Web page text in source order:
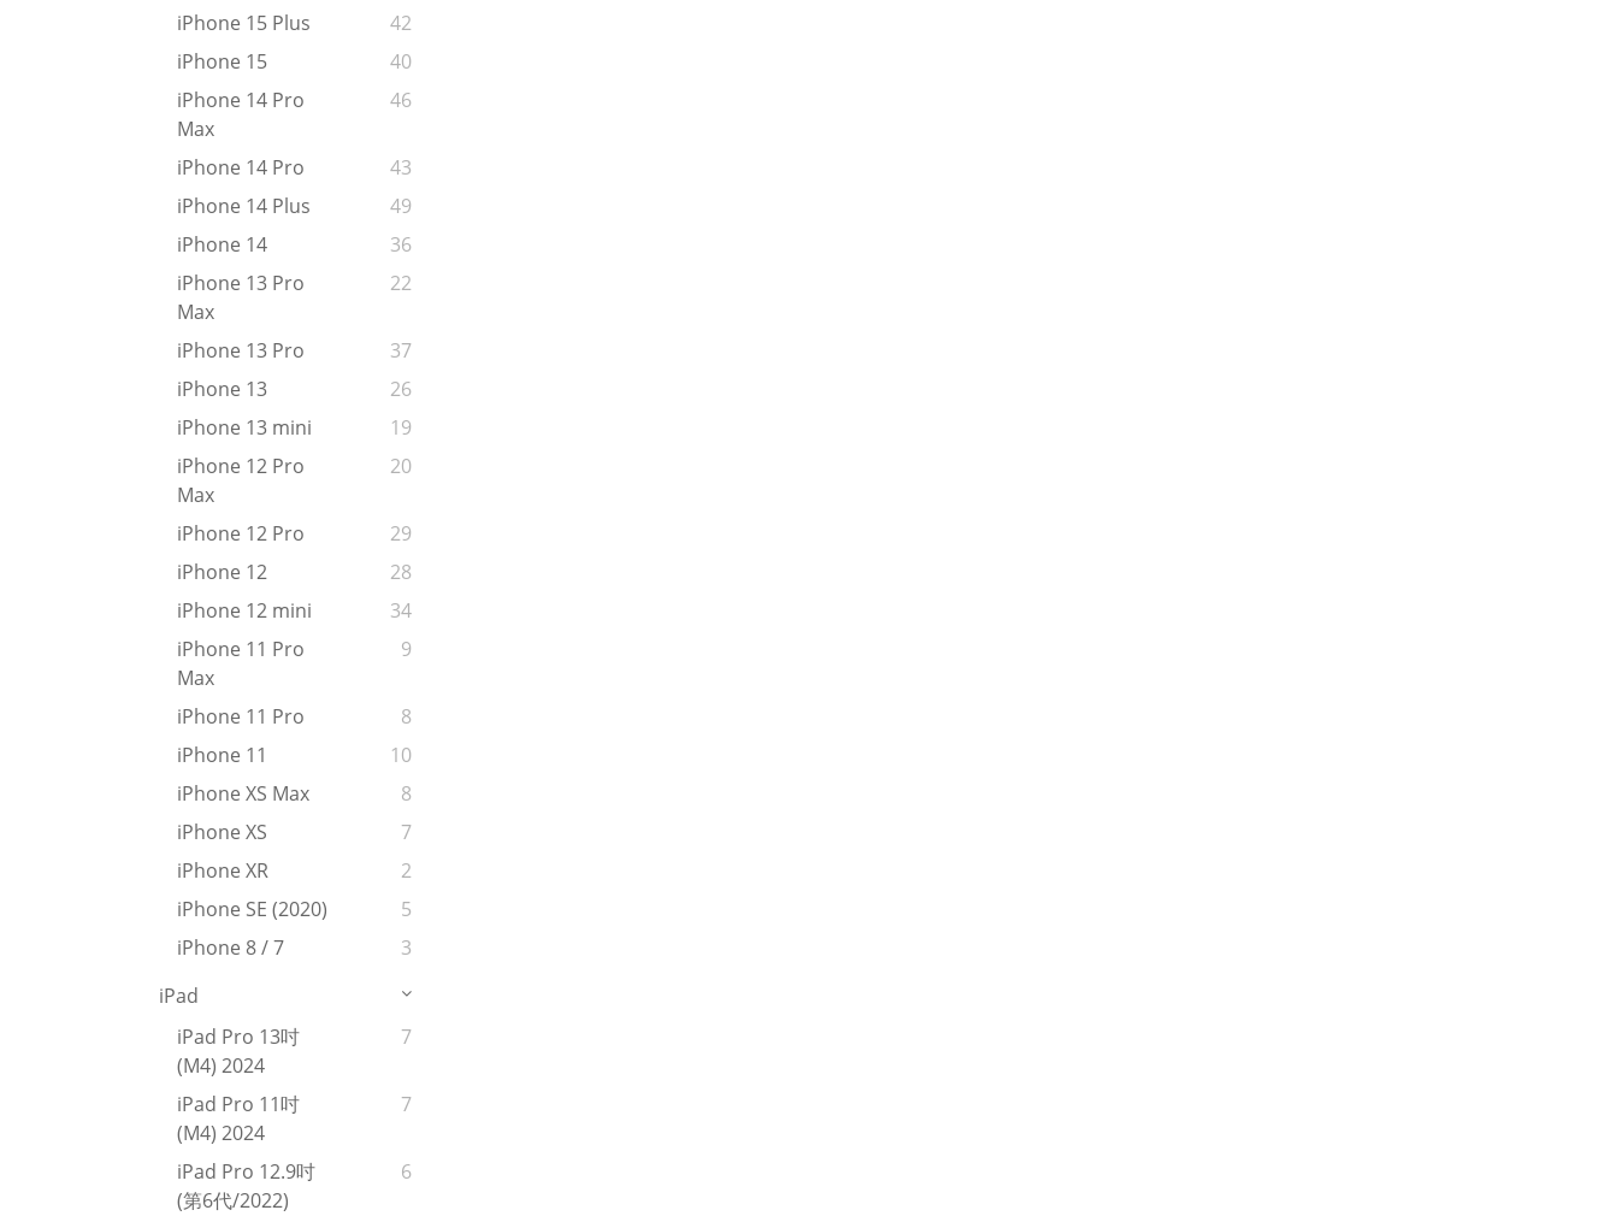
iPhone 15 Plus
42
iPhone 15
40
iPhone 14 Pro
Max
46
iPhone 14 Pro
43
iPhone 14 Plus
49
iPhone 14
36
iPhone 13 Pro
Max
22
iPhone 13 Pro
37
iPhone 13
26
iPhone 13 mini
19
iPhone 12 Pro
Max
20
iPhone 12 Pro
29
iPhone 12
28
iPhone 12 mini
34
iPhone 11 Pro
Max
9
iPhone 11 Pro
8
iPhone 11
10
iPhone XS Max
8
iPhone XS
7
iPhone XR
2
iPhone SE (2020)
5
iPhone 8 / 7
3
iPad
iPad Pro 13吋
(M4) 2024
7
iPad Pro 11吋
(M4) 2024
7
iPad Pro 12.9吋
(第6代/2022)
6